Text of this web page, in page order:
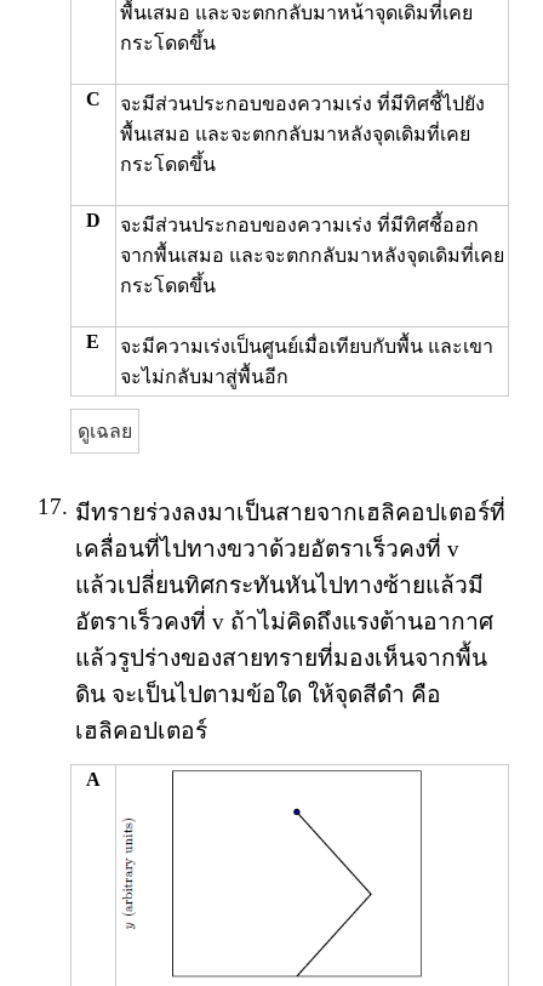
พื้นเสมอ และจะตกกลับมาหน้าจุดเดิมที่เคย
กระโดดขึ้น
C
จะมีส่วนประกอบของความเร่ง ที่มีทิศชี้ไปยัง
พื้นเสมอ และจะตกกลับมาหลังจุดเดิมที่เคย
กระโดดขึ้น
D
จะมีส่วนประกอบของความเร่ง ที่มีทิศชี้ออก
จากพื้นเสมอ และจะตกกลับมาหลังจุดเดิมที่เคย
กระโดดขึ้น
E
จะมีความเร่งเป็นศูนย์เมื่อเทียบกับพื้น และเขา
จะไม่กลับมาสู่พื้นอีก
ดูเฉลย
17. มีทรายร่วงลงมาเป็นสายจากเฮลิคอปเตอร์ที่
เคลื่อนที่ไปทางขวาด้วยอัตราเร็วคงที่ v
แล้วเปลี่ยนทิศกระทันหันไปทางซ้ายแล้วมี
อัตราเร็วคงที่ v ถ้าไม่คิดถึงแรงต้านอากาศ
แล้วรูปร่างของสายทรายที่มองเห็นจากพื้น
ดิน จะเป็นไปตามข้อใด ให้จุดสีดำ คือ
เฮลิคอปเตอร์
A